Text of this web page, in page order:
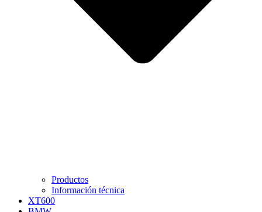
Productos
Información técnica
XT600